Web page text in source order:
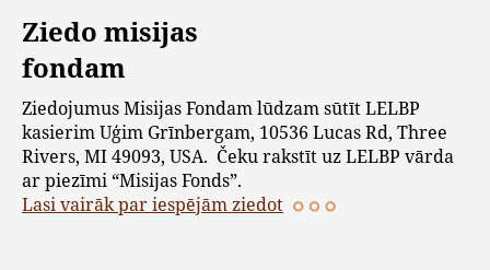
Ziedo misijas
fondam
Ziedojumus Misijas Fondam lūdzam sūtīt LELBP
kasierim Uģim Grīnbergam, 10536 Lucas Rd, Three
Rivers, MI 49093, USA. Čeku rakstīt uz LELBP vārda
ar piezīmi “Misijas Fonds”.
Lasi vairāk par iespējām ziedot